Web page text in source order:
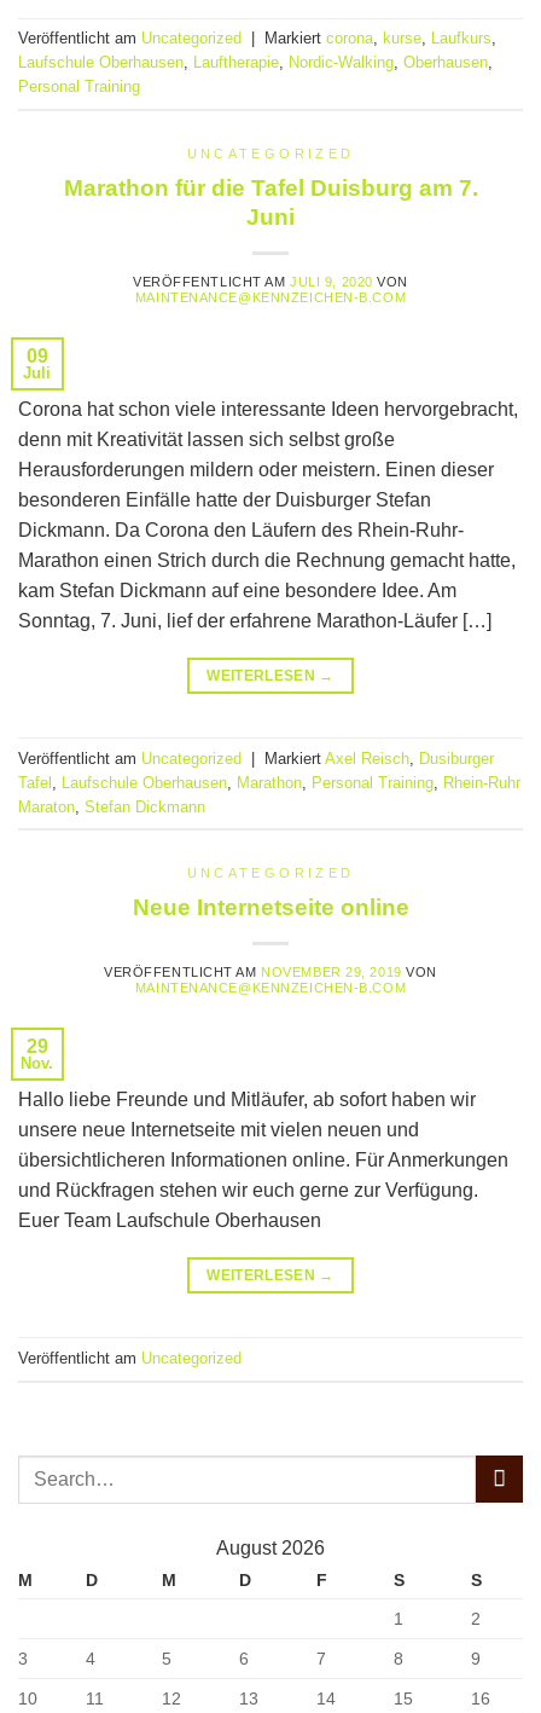
Veröffentlicht am Uncategorized Markiert corona, kurse, Laufkurs,
Laufschule Oberhausen, Lauftherapie, Nordic-Walking, Oberhausen,
Personal Training
UNCATEGORIZED
Marathon für die Tafel Duisburg am 7.
Juni
VERÖFFENTLICHT AMJULI 9, 2020 VON
MAINTENANCE@KENNZEICHEN-B.COM
09
Juli
Corona hat schon viele interessante Ideen hervorgebracht,
denn mit Kreativität lassen sich selbst große
Herausforderungen mildern oder meistern. Einen dieser
besonderen Einfälle hatte der Duisburger Stefan
Dickmann. Da Corona den Läufern des Rhein-Ruhr-
Marathon einen Strich durch die Rechnung gemacht hatte,
kam Stefan Dickmann auf eine besondere Idee. Am
Sonntag, 7. Juni, lief der erfahrene Marathon-Läufer […]
WEITERLESEN →
Veröffentlicht am Uncategorized | Markiert Axel Reisch Dusiburger
Tafel
Laufschule Oberhausen Marathon Personal Training Rhein-Ruhr
Maraton Stefan Dickmann
UNCATEGORIZED
Neue Internetseite online
VERÖFFENTLICHT AM NOVEMBER 29, 2019 VON
MAINTENANCE@KENNZEICHEN-B.COM
29
Nov.
Hallo liebe Freunde und Mitläufer, ab sofort haben wir
unsere neue Internetseite mit vielen neuen und
übersichtlicheren Informationen online. Für Anmerkungen
und Rückfragen stehen wir euch gerne zur Verfügung.
Euer Team Laufschule Oberhausen
WEITERLESEN →
Veröffentlicht am Uncategorized
August 2026
M D M D F S
S
1
2
3 4 5 6 7 8 9
10 11 12 13 14 15 16